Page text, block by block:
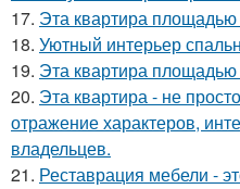
17. Эта квартира площадью
18. Уютный интерьер
19. Эта квартира площадью
20. Эта квартира - не
отражение характеров,
владельцев.
21. Реставрация мебели -